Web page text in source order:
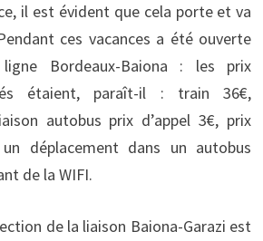
il est évident que cela porte et va
ces vacances a été ouverte
Bordeaux-Baiona : les prix
étaient, paraît-il : train 36€,
autobus prix d’appel 3€, prix
déplacement dans un autobus
de la WIFI.
de la liaison Baiona-Garazi est